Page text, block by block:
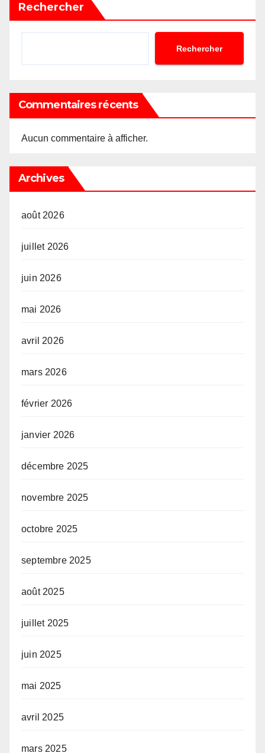
Rechercher
Rechercher
Commentaires récents
Aucun commentaire à afficher.
Archives
août 2026
juillet 2026
juin 2026
mai 2026
avril 2026
mars 2026
février 2026
janvier 2026
décembre 2025
novembre 2025
octobre 2025
septembre 2025
août 2025
juillet 2025
juin 2025
mai 2025
avril 2025
mars 2025